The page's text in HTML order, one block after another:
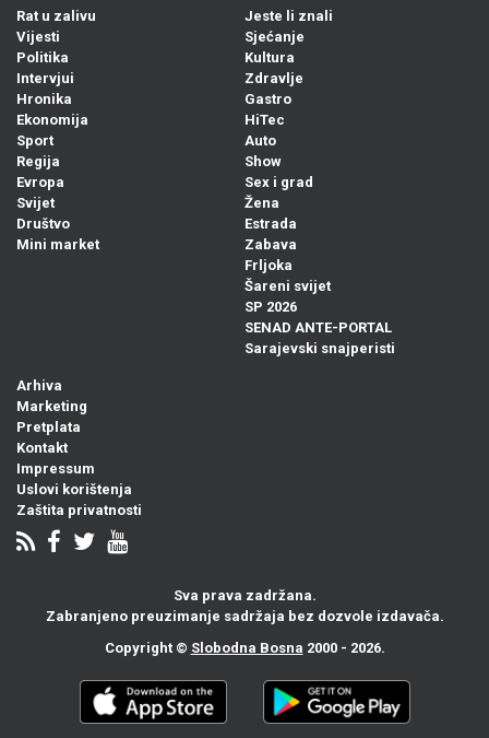
Rat u zalivu
Vijesti
Politika
Intervjui
Hronika
Ekonomija
Sport
Regija
Evropa
Svijet
Društvo
Mini market
Jeste li znali
Sjećanje
Kultura
Zdravlje
Gastro
HiTec
Auto
Show
Sex i grad
Žena
Estrada
Zabava
Frljoka
Šareni svijet
SP 2026
SENAD ANTE-PORTAL
Sarajevski snajperisti
Arhiva
Marketing
Pretplata
Kontakt
Impressum
Uslovi korištenja
Zaštita privatnosti
Sva prava zadržana.
Zabranjeno preuzimanje sadržaja bez dozvole izdavača.
Copyright © Slobodna Bosna 2000 - 2026.